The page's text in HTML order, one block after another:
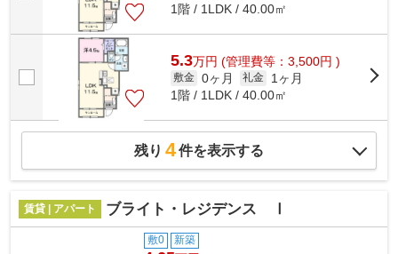
1階 / 1LDK / 40.00㎡
5.3万円 (管理費等：3,500円 )
敷金 0ヶ月 礼金
1ヶ月
1階 / 1LDK / 40.00㎡
残り 4件を表示する
賃貸 | アパート ブライト・レジデンス Ⅰ
敷0 新築